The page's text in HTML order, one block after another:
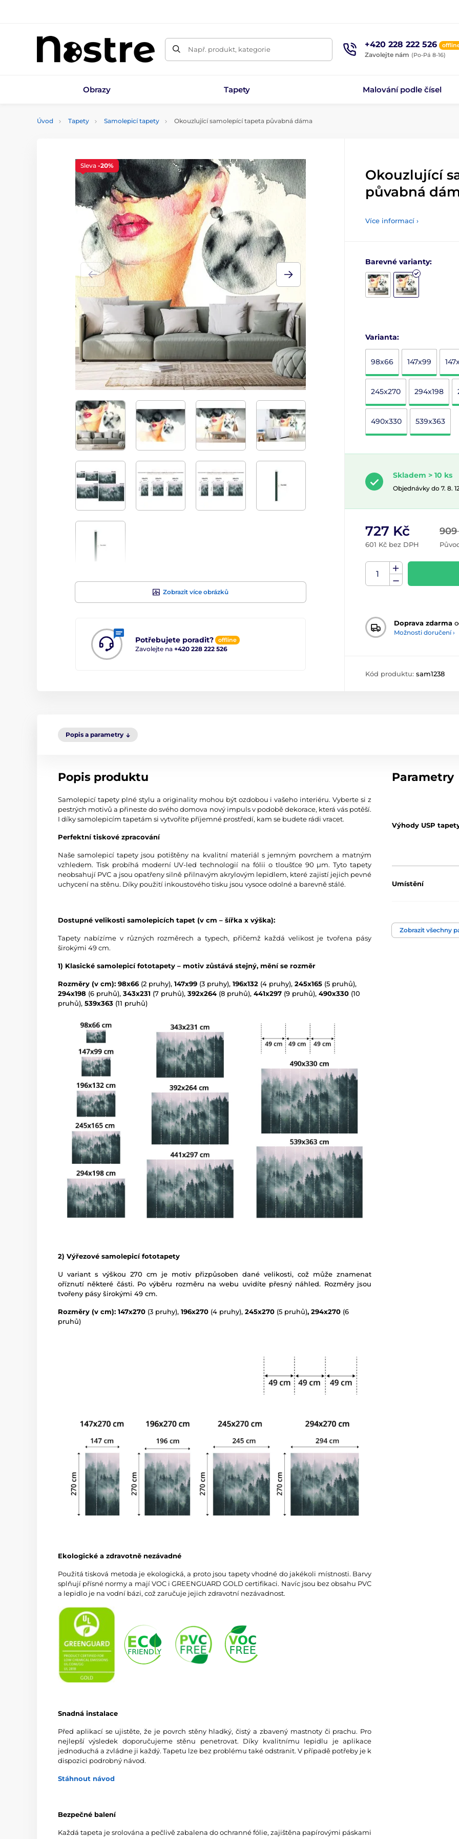
Např. produkt, kategorie +420 228 222 526
Zavolejte nám (Po-Pá 8-16)
Obrazy Tapety Malování podle čísel
Úvod Tapety Samolepicí tapety Okouzlující samolepící tapeta půvabná dáma
Zobrazit více obrázků
Potřebujete poradit? offline
Zavolejte na +420 228 222 526
Sleva -20%
Okouzlující
půvabná
Více informací ›
Barevné varianty:
Varianta:
98x66 147x99
245x270 294x198
490x330 539x363
Skladem > 10 ks
Objednávky do 7. 8.
909
727 Kč
601 Kč bez DPH
Doprava zdarma
Možnosti doručení ›
Kód produktu: sam1238
Popis a parametry
Popis produktu
Samolepicí tapety plné stylu a originality mohou být ozdobou i vašeho interiéru. Vyberte si z
pestrých motivů a přineste do svého domova nový impuls v podobě dekorace, která vás potěší.
I díky samolepicím tapetám si vytvoříte příjemné prostředí, kam se budete rádi vracet.
Perfektní tiskové zpracování
Naše samolepicí tapety jsou potištěny na kvalitní materiál s jemným povrchem a matným
vzhledem. Tisk probíhá moderní UV-led technologií na fólii o tloušťce 90 µm. Tyto tapety
neobsahují PVC a jsou opatřeny silně přilnavým akrylovým lepidlem, které zajistí jejich pevné
uchycení na stěnu. Díky použití inkoustového tisku jsou vysoce odolné a barevně stálé.
Dostupné velikosti samolepicích tapet (v cm – šířka x výška):
Tapety nabízíme v různých rozměrech a typech, přičemž každá velikost je tvořena pásy
širokými 49 cm.
1) Klasické samolepicí fototapety – motiv zůstává stejný, mění se rozměr
Rozměry (v cm): 98x66 (2 pruhy), 147x99 (3 pruhy), 196x132 (4 pruhy), 245x165 (5 pruhů),
294x198 (6 pruhů), 343x231 (7 pruhů), 392x264 (8 pruhů), 441x297 (9 pruhů), 490x330 (10
pruhů), 539x363 (11 pruhů)
2) Výřezové samolepicí fototapety
U variant s výškou 270 cm je motiv přizpůsoben dané velikosti, což může znamenat
oříznutí některé části. Po výběru rozměru na webu uvidíte přesný náhled. Rozměry jsou
tvořeny pásy širokými 49 cm.
Rozměry (v cm): 147x270 (3 pruhy), 196x270 (4 pruhy), 245x270 (5 pruhů), 294x270 (6
pruhů)
Ekologické a zdravotně nezávadné
Použitá tisková metoda je ekologická, a proto jsou tapety vhodné do jakékoli místnosti. Barvy
splňují přísné normy a mají VOC i GREENGUARD GOLD certifikaci. Navíc jsou bez obsahu PVC
a lepidlo je na vodní bázi, což zaručuje jejich zdravotní nezávadnost.
Snadná instalace
Před aplikací se ujistěte, že je povrch stěny hladký, čistý a zbavený mastnoty či prachu. Pro
nejlepší výsledek doporučujeme stěnu penetrovat. Díky kvalitnímu lepidlu je aplikace
jednoduchá a zvládne ji každý. Tapetu lze bez problému také odstranit. V případě potřeby je k
dispozici podrobný návod.
Stáhnout návod
Bezpečné balení
Každá tapeta je srolována a pečlivě zabalena do ochranné fólie, zajištěna papírovými páskami
Parametry
Výhody USP
Umístění
Technologie tapet
Zobrazit všechny